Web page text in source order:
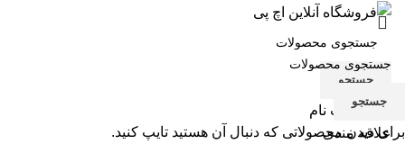
جستجو
ورود / ثبت نام
علاقه مندی
جستجو
برای دیدن محصولاتی که دنبال آن هستید تایپ کنید.